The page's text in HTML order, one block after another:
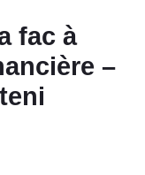
fac à
–